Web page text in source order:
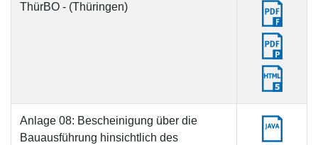
ThürBO - (Thüringen)
Anlage 08: Bescheinigung über die
Bauausführung hinsichtlich des